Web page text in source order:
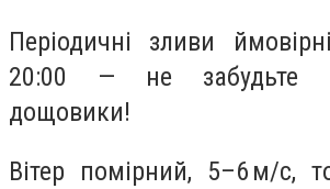
Періодичні зливи
20:00 — не забудьте
дощовики!
Вітер помірний, 5–6 м/с,